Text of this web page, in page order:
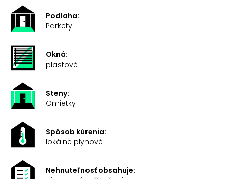
Podlaha:
Parkety
Okná:
plastové
Steny:
Omietky
Spôsob kúrenia:
lokálne plynové
Nehnuteľnosť obsahuje: